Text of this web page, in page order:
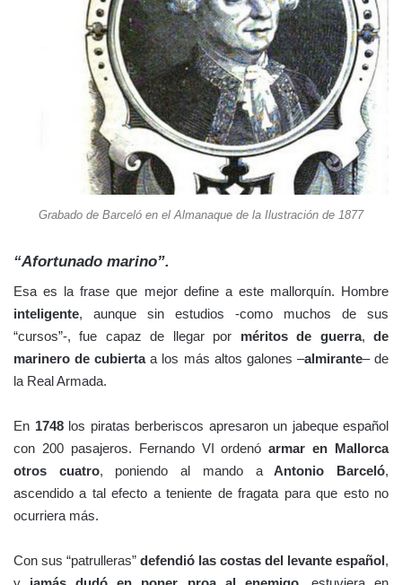
Grabado de Barceló en el Almanaque de la Ilustración de 1877
“Afortunado marino”.
Esa es la frase que mejor define a este mallorquín. Hombre
inteligente, aunque sin estudios -como muchos de sus
“cursos”-, fue capaz de llegar por méritos de guerra,de
marinero de cubiertaa los más altos galones –almirante– de
la Real Armada.
En 1748los piratas berberiscos apresaron un jabeque español
con 200 pasajeros. Fernando VI ordenóarmar en Mallorca
otros cuatro, poniendo al mando aAntonio Barceló,
ascendido a tal efecto a teniente de fragata para que esto no
ocurriera más.
Con sus “patrulleras” defendió las costas del levante español,